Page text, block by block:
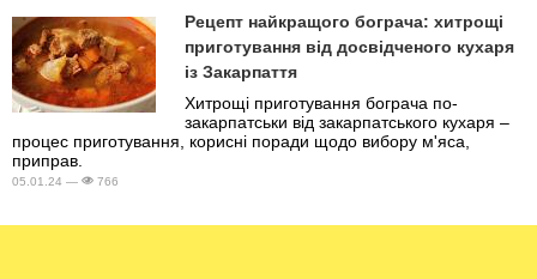
Рецепт найкращого бограча: хитрощі
приготування від досвідченого кухаря
із Закарпаття
Хитрощі приготування бограча по-
закарпатськи від закарпатського кухаря –
процес приготування, корисні поради щодо вибору м'яса,
приправ.
05.01.24 — 766